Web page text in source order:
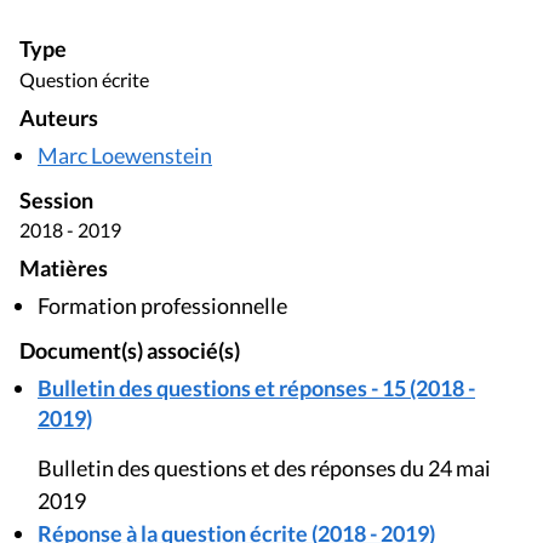
Type
Question écrite
Auteurs
Marc Loewenstein
Session
2018 - 2019
Matières
Formation professionnelle
Document(s) associé(s)
Bulletin des questions et réponses - 15 (2018 -
2019)
Bulletin des questions et des réponses du 24 mai
2019
Réponse à la question écrite (2018 - 2019)